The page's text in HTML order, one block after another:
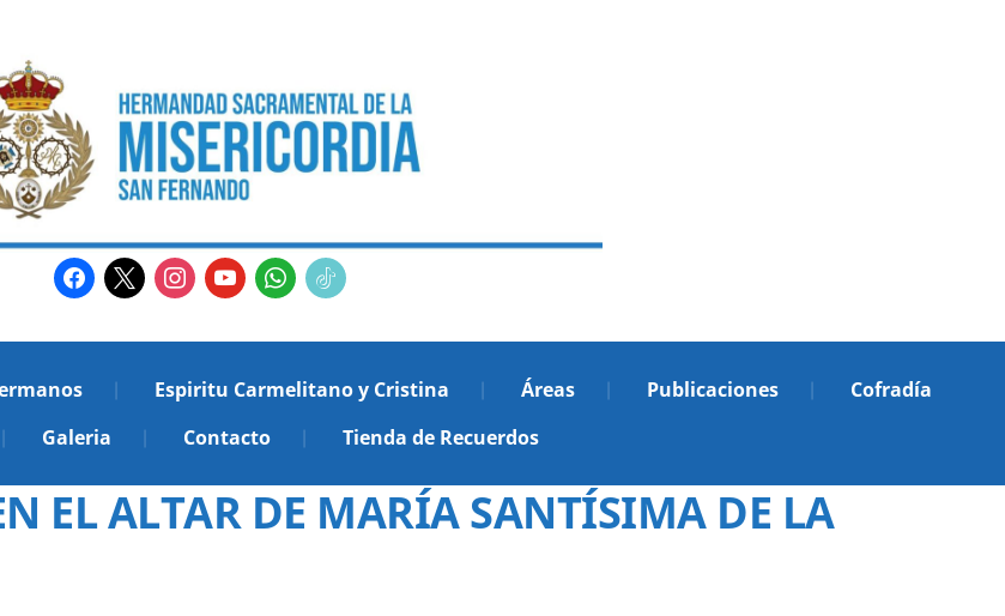
facebook
x instagram
youtubewhatsapp
tiktok2
Espiritu Carmelitano y Cristina Áreas Publicaciones
Cofradía
Galeria Contacto Tienda de Recuerdos
EL ALTAR DE MARÍA SANTÍSIMA DE LA